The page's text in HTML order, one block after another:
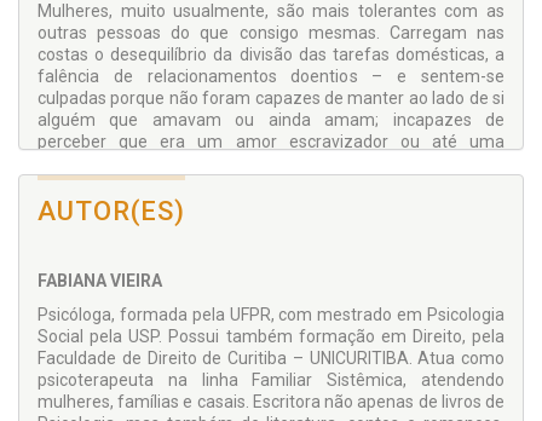
Mulheres, muito usualmente, são mais tolerantes com as
outras pessoas do que consigo mesmas. Carregam nas
costas o desequilíbrio da divisão das tarefas domésticas, a
falência de relacionamentos doentios – e sentem-se
culpadas porque não foram capazes de manter ao lado de si
alguém que amavam ou ainda amam; incapazes de
perceber que era um amor escravizador ou até uma
autoritários, castradores. Muitas vezes, de mães narcisistas.
Pior ainda, muitas têm que seguir com o fardo de terem sido
abusadas na infância, o que destrói a formação de qualquer
Ao mergulhar nessa leitura, as mulheres vão perceber que a
crença negativa que possuem em relação a si está
atravancando seu desenvolvimento emocional. E só com um
mergulho profundo nas suas mais recônditas carências e
medos, assumindo que são frágeis, mas tudo bem, é que
conseguirão seguir adiante, fazendo escolhas mais
consoantes com os seus íntimos desejos.
AUTOR(ES)
FABIANA VIEIRA
Psicóloga, formada pela UFPR, com mestrado em Psicologia
Social pela USP. Possui também formação em Direito, pela
Faculdade de Direito de Curitiba – UNICURITIBA. Atua como
psicoterapeuta na linha Familiar Sistêmica, atendendo
mulheres, famílias e casais. Escritora não apenas de livros de